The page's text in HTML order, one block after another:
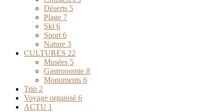
Déserts 5
Plage 7
Ski 6
Sport 6
Nature 3
CULTURES 22
Musées 5
Gastronomie 8
Monuments 6
Trip 2
Voyage organisé 6
ACTU 1